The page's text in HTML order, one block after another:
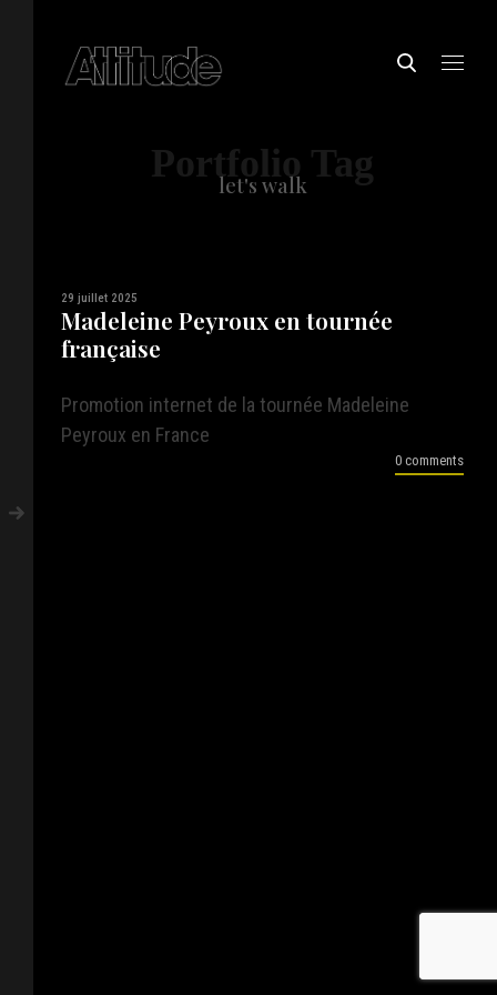
Portfolio Tag
let's walk
29 juillet 2025
Madeleine Peyroux en tournée
française
Promotion internet de la tournée Madeleine
Peyroux en France
0 comments